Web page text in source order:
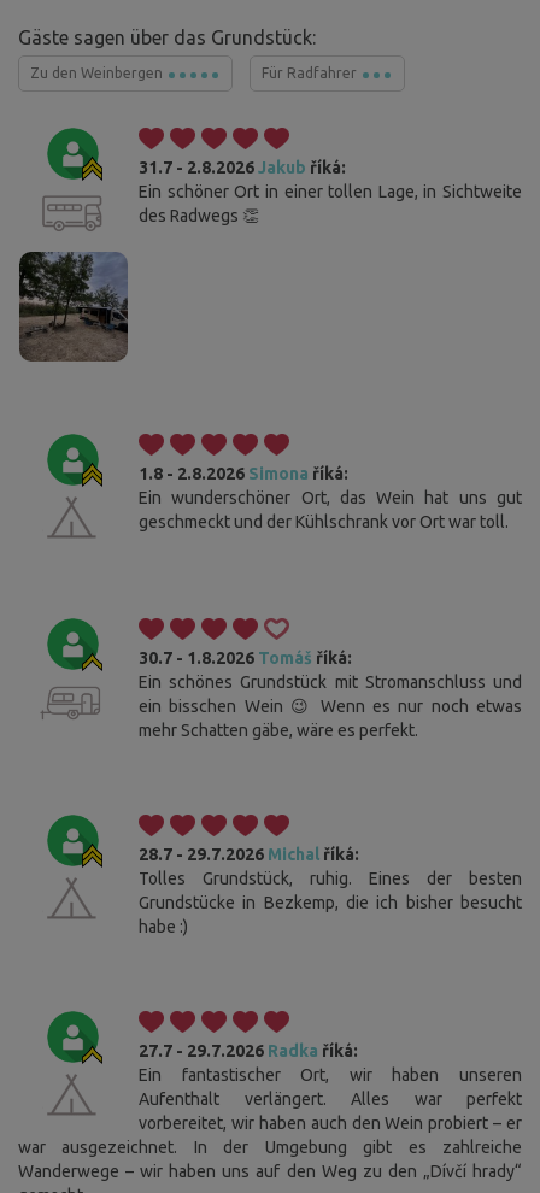
Gäste sagen über das Grundstück:
Zu den Weinbergen Für Radfahrer
31.7 - 2.8.2026Jakub říká:
Ein schöner Ort in einer tollen Lage, in Sichtweite
des Radwegs 👏
1.8 - 2.8.2026 Simona říká:
Ein wunderschöner Ort, das Wein hat uns gut
geschmeckt und der Kühlschrank vor Ort war toll.
30.7 - 1.8.2026 Tomáš říká:
Ein schönes Grundstück mit Stromanschluss und
ein bisschen Wein 😉 Wenn es nur noch etwas
mehr Schatten gäbe, wäre es perfekt.
28.7 - 29.7.2026 Michal říká:
Tolles Grundstück, ruhig. Eines der besten
Grundstücke in Bezkemp, die ich bisher besucht
habe :)
27.7 - 29.7.2026 Radka říká:
Ein fantastischer Ort, wir haben unseren
Aufenthalt verlängert. Alles war perfekt
vorbereitet, wir haben auch den Wein probiert – er
war ausgezeichnet. In der Umgebung gibt es zahlreiche
Wanderwege – wir haben uns auf den Weg zu den „Dívčí hrady“